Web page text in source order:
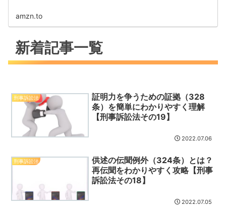
amzn.to
新着記事一覧
刑事訴訟法
証明力を争うための証拠（328
条）を簡単にわかりやすく理解
【刑事訴訟法その19】
2022.07.06
刑事訴訟法
供述の伝聞例外（324条）とは？
再伝聞をわかりやすく攻略【刑事
訴訟法その18】
2022.07.05